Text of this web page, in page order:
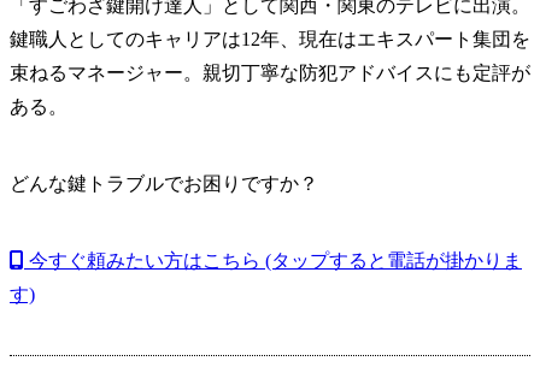
「すごわざ鍵開け達人」として関西・関東のテレビに出演。
鍵職人としてのキャリアは12年、現在はエキスパート集団を
束ねるマネージャー。親切丁寧な防犯アドバイスにも定評が
ある。
どんな鍵トラブルでお困りですか？
今すぐ頼みたい方はこちら (タップすると電話が掛かりま
す)